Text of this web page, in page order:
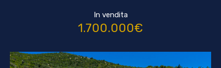
In vendita
1.700.000€